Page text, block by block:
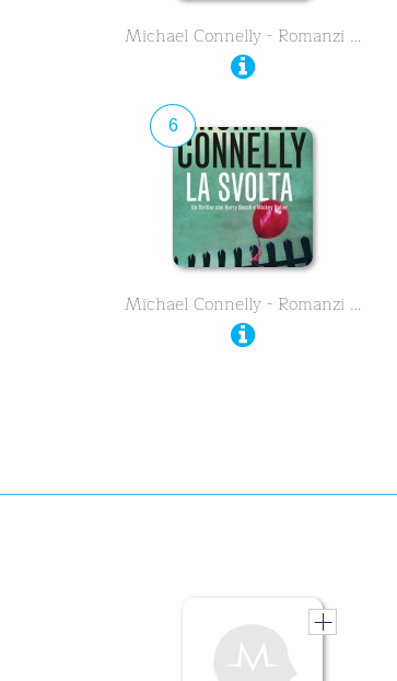
Michael Connelly - Romanzi …
6
Michael Connelly - Romanzi …